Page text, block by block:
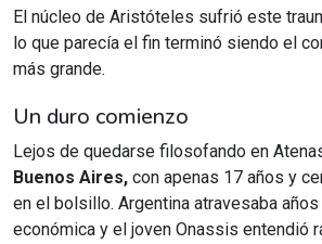
El núcleo de Aristóteles sufrió este
lo que parecía el fin terminó siendo el
más grande.
Un duro comienzo
Lejos de quedarse filosofando en
Buenos Aires, con apenas 17 años y
en el bolsillo. Argentina atravesaba
económica y el joven Onassis entendió